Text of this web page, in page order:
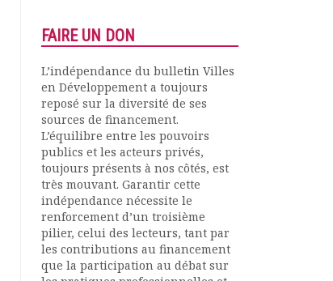
FAIRE UN DON
L’indépendance du bulletin Villes
en Développement a toujours
reposé sur la diversité de ses
sources de financement.
L’équilibre entre les pouvoirs
publics et les acteurs privés,
toujours présents à nos côtés, est
très mouvant. Garantir cette
indépendance nécessite le
renforcement d’un troisième
pilier, celui des lecteurs, tant par
les contributions au financement
que la participation au débat sur